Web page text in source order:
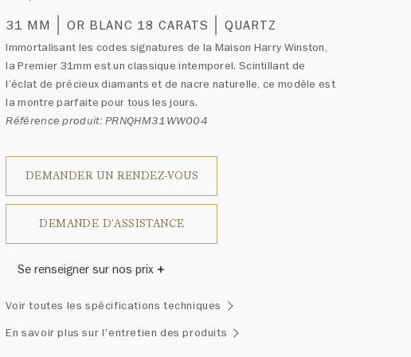
31 MM OR BLANC 18 CARATS QUARTZ
Immortalisant les codes signatures de la Maison Harry Winston,
la Premier 31mm est un classique intemporel. Scintillant de
l’éclat de précieux diamants et de nacre naturelle, ce modèle est
la montre parfaite pour tous les jours.
Référence produit: PRNQHM31WW004
DEMANDER UN RENDEZ-VOUS
DEMANDE D'ASSISTANCE
Se renseigner sur nos prix
ressemblent.» Chaque bijou de la Maison Harry Winston présente
un assemblage exclusif de diamants uniques et de pierres
précieuses, le poids en carats et la quantité de pierres peuvent
Voir toutes les spécifications techniques
En savoir plus sur l'entretien des produits